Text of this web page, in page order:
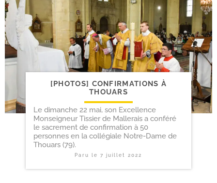
[PHOTOS] CONFIRMATIONS À
THOUARS
Le dimanche 22 mai, son Excellence
Monseigneur Tissier de Mallerais a conféré
le sacrement de confirmation à 50
personnes en la collégiale Notre-Dame de
Thouars (79).
Paru le7 juillet 2022